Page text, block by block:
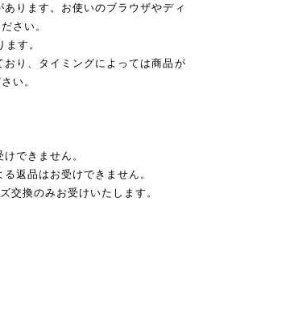
ります。お使いのブラウザやディ
さい。
す。
おり、タイミングによっては商品が
い。
できません。
返品はお受けできません。
交換のみお受けいたします。